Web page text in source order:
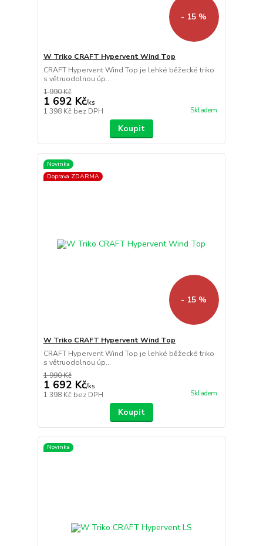
- 15 %
W Triko CRAFT Hypervent Wind Top
CRAFT Hypervent Wind Top je lehké běžecké triko
s větruodolnou úp...
1 990 Kč
1 692 Kč/ks
1 398 Kč bez DPH Skladem
Koupit
Novinka
Doprava ZDARMA
- 15 %
W Triko CRAFT Hypervent Wind Top
CRAFT Hypervent Wind Top je lehké běžecké triko
s větruodolnou úp...
1 990 Kč
1 692 Kč/ks
1 398 Kč bez DPH Skladem
Koupit
Novinka